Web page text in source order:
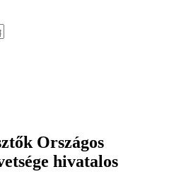
Országos
hivatalos